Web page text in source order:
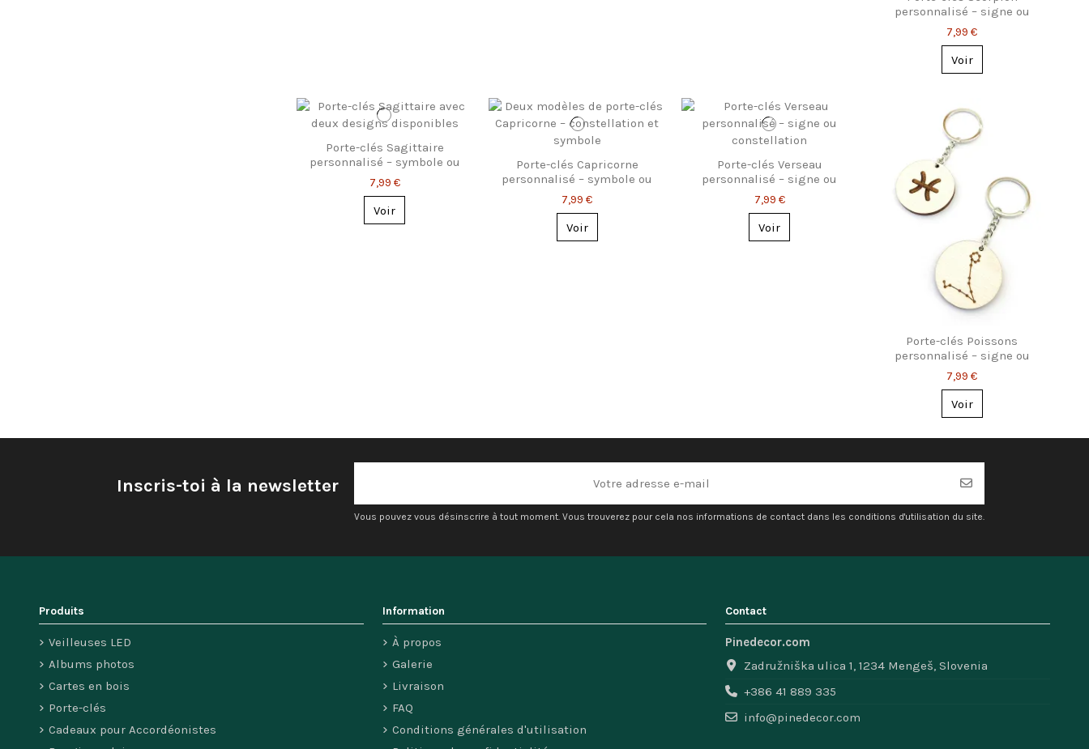
personnalisé – signe ou
constellation
7,99 €
Voir
Porte-clés Sagittaire
personnalisé – symbole ou
constellation
7,99 €
Voir
Porte-clés Capricorne
personnalisé – symbole ou
constellation
7,99 €
Voir
Porte-clés Verseau
personnalisé – signe ou
constellation
7,99 €
Voir
Porte-clés Poissons
personnalisé – signe ou
constellation
7,99 €
Voir
Inscris-toi à la newsletter
Vous pouvez vous désinscrire à tout moment. Vous trouverez pour cela nos informations de contact dans les conditions d'utilisation du site.
Produits
Veilleuses LED
Albums photos
Cartes en bois
Porte-clés
Cadeaux pour Accordéonistes
Information
À propos
Galerie
Livraison
FAQ
Conditions générales d'utilisation
Contact
Pinedecor.com
Zadružniška ulica 1, 1234 Mengeš, Slovenia
+386 41 889 335
info@pinedecor.com